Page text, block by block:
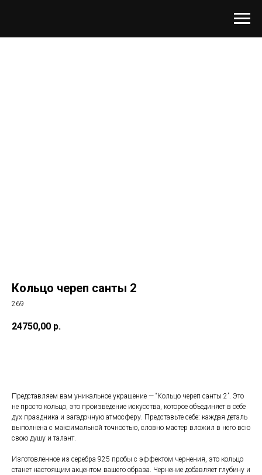
Кольцо череп санты 2
269
24750,00 р.
Представляем вам уникальное украшение — “Кольцо череп санты 2”. Это
не просто кольцо, это произведение искусства, которое объединяет в себе
дух праздника и загадочную атмосферу. Представьте себе: каждая деталь
выполнена с максимальной точностью, словно мастер вложил в него всю
свою душу и талант.
Изготовленное из серебра 925 пробы с эффектом чернения, это кольцо
станет настоящим акцентом вашего образа. Чернение добавляет глубину и